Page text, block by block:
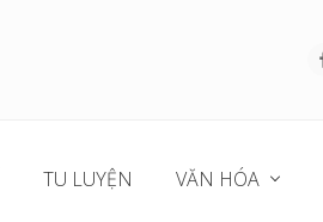
TU LUYỆN VĂN HÓA